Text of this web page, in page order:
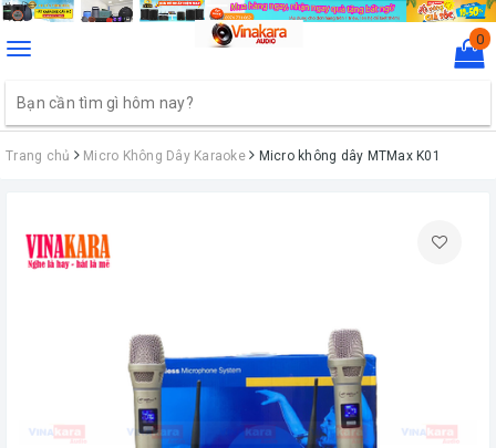
Toggle
0
Trang chủ Micro Không Dây Karaoke Micro không dây MTMax K01